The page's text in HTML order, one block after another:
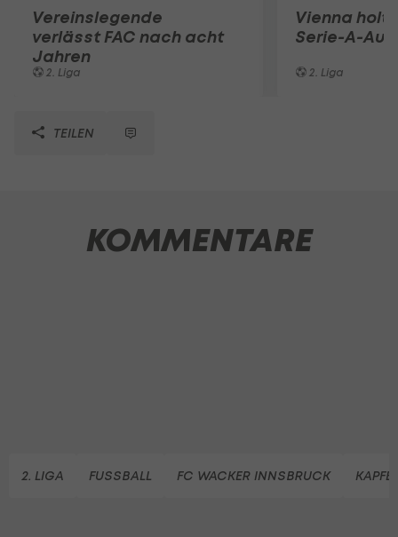
Vereinslegende
verlässt FAC nach acht
Jahren
2. Liga
Vienna holt
Serie-A-
2. Liga
TEILEN
KOMMENTARE
2. LIGA FUSSBALL FC WACKER INNSBRUCK